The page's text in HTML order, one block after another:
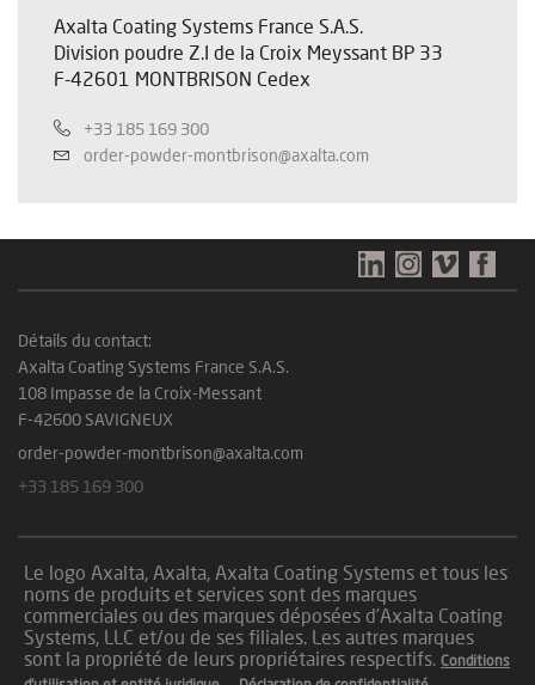
Axalta Coating Systems France S.A.S.
Division poudre Z.I de la Croix Meyssant BP 33
F-42601 MONTBRISON Cedex
+33 185 169 300
order-powder-montbrison@axalta.com
Détails du contact:
Axalta Coating Systems France S.A.S.
108 Impasse de la Croix-Messant
F-42600 SAVIGNEUX
order-powder-montbrison@axalta.com
+33 185 169 300
Le logo Axalta, Axalta, Axalta Coating Systems et tous les
noms de produits et services sont des marques
commerciales ou des marques déposées d’Axalta Coating
Systems, LLC et/ou de ses filiales. Les autres marques
sont la propriété de leurs propriétaires respectifs. Conditions